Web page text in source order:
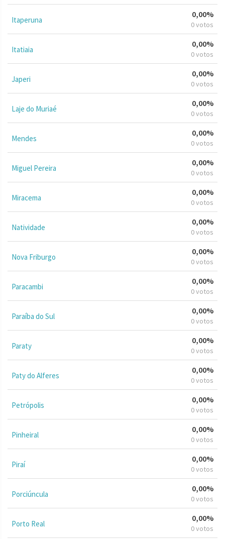
Itaperuna
0,00%
0 votos
Itatiaia
0,00%
0 votos
Japeri
0,00%
0 votos
Laje do Muriaé
0,00%
0 votos
Mendes
0,00%
0 votos
Miguel Pereira
0,00%
0 votos
Miracema
0,00%
0 votos
Natividade
0,00%
0 votos
Nova Friburgo
0,00%
0 votos
Paracambi
0,00%
0 votos
Paraíba do Sul
0,00%
0 votos
Paraty
0,00%
0 votos
Paty do Alferes
0,00%
0 votos
Petrópolis
0,00%
0 votos
Pinheiral
0,00%
0 votos
Piraí
0,00%
0 votos
Porciúncula
0,00%
0 votos
Porto Real
0,00%
0 votos